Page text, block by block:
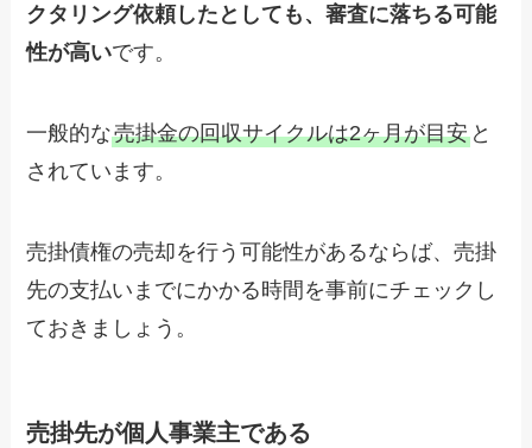
クタリング依頼したとしても、審査に落ちる可能
性が高いです。
一般的な売掛金の回収サイクルは2ヶ月が目安 と
されています。
売掛債権の売却を行う可能性があるならば、売掛
先の支払いまでにかかる時間を事前にチェックし
ておきましょう。
売掛先が個人事業主である